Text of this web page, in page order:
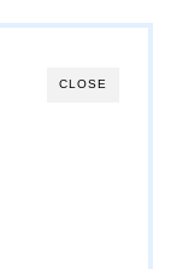
CLOSE